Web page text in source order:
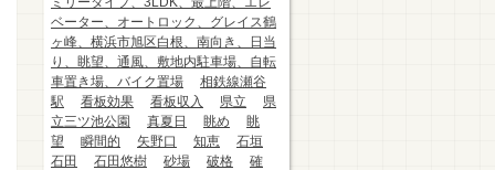
ベーター、オートロック、グレイス鶴
ヶ峰、横浜市旭区白根、南向き、日当
り、眺望、通風、敷地内駐車場、自転
車置き場、バイク置場
相鉄線瀬谷
駅
看板効果 看板収入 県立
県
立三ツ池公園
真夏日 眺め
眺
望
瞬間的 矢野口 知恵
石垣
石田
石田悠樹 砂場 破格
確